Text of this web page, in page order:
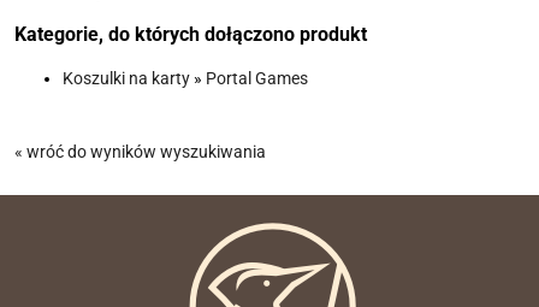
Kategorie, do których dołączono produkt
Koszulki na karty » Portal Games
« wróć do wyników wyszukiwania